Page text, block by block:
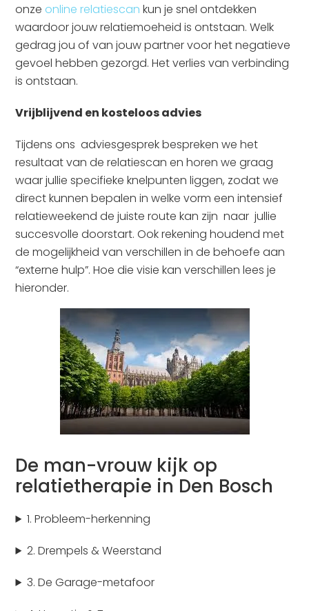
onze online relatiescan kun je snel ontdekken
waardoor jouw relatiemoeheid is ontstaan. Welk
gedrag jou of van jouw partner voor het negatieve
gevoel hebben gezorgd. Het verlies van verbinding
is ontstaan.
Vrijblijvend en kosteloos advies
Tijdens ons adviesgesprek bespreken we het
resultaat van de relatiescan en horen we graag
waar jullie specifieke knelpunten liggen, zodat we
direct kunnen bepalen in welke vorm een intensief
relatieweekend de juiste route kan zijn naar jullie
succesvolle doorstart. Ook rekening houdend met
de mogelijkheid van verschillen in de behoefe aan
“externe hulp”. Hoe die visie kan verschillen lees je
hieronder.
De man-vrouw kijk op
relatietherapie in Den Bosch
1. Probleem-herkenning
2. Drempels & Weerstand
3. De Garage-metafoor